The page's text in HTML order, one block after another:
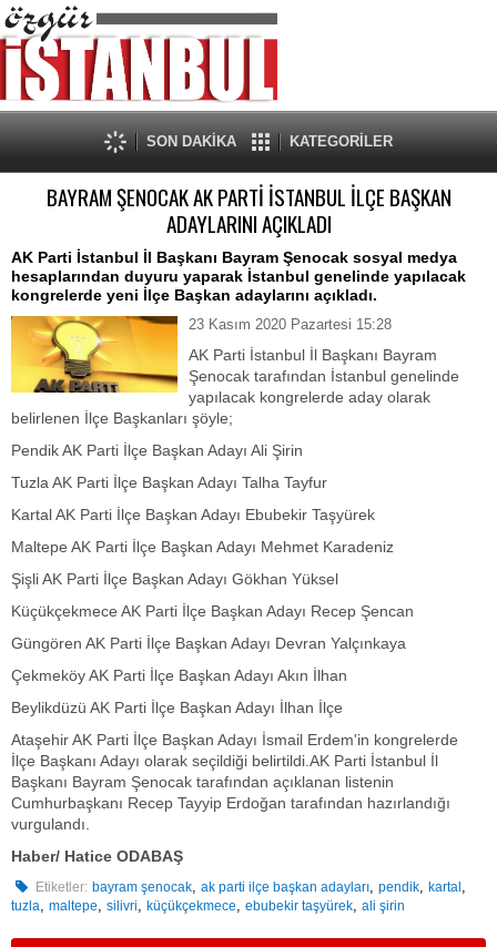
SON DAKİKA KATEGORİLER
BAYRAM ŞENOCAK AK PARTİ İSTANBUL İLÇE BAŞKAN
ADAYLARINI AÇIKLADI
AK Parti İstanbul İl Başkanı Bayram Şenocak sosyal medya
hesaplarından duyuru yaparak İstanbul genelinde yapılacak
kongrelerde yeni İlçe Başkan adaylarını açıkladı.
23 Kasım 2020 Pazartesi 15:28
AK Parti İstanbul İl Başkanı Bayram
Şenocak tarafından İstanbul genelinde
yapılacak kongrelerde aday olarak
belirlenen İlçe Başkanları şöyle;
Pendik AK Parti İlçe Başkan Adayı Ali Şirin
Tuzla AK Parti İlçe Başkan Adayı Talha Tayfur
Kartal AK Parti İlçe Başkan Adayı Ebubekir Taşyürek
Maltepe AK Parti İlçe Başkan Adayı Mehmet Karadeniz
Şişli AK Parti İlçe Başkan Adayı Gökhan Yüksel
Küçükçekmece AK Parti İlçe Başkan Adayı Recep Şencan
Güngören AK Parti İlçe Başkan Adayı Devran Yalçınkaya
Çekmeköy AK Parti İlçe Başkan Adayı Akın İlhan
Beylikdüzü AK Parti İlçe Başkan Adayı İlhan İlçe
Ataşehir AK Parti İlçe Başkan Adayı İsmail Erdem'in kongrelerde
İlçe Başkanı Adayı olarak seçildiği belirtildi.AK Parti İstanbul İl
Başkanı Bayram Şenocak tarafından açıklanan listenin
Cumhurbaşkanı Recep Tayyip Erdoğan tarafından hazırlandığı
vurgulandı.
Haber/ Hatice ODABAŞ
Etiketler: bayram şenocak,ak parti ilçe başkan adayları,pendik,kartal ,
tuzla, maltepe, silivri, küçükçekmece, ebubekir taşyürek, ali şirin